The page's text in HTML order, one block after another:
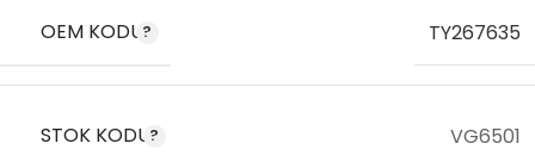
OEM KODU TY267635
STOK KODU VG6501